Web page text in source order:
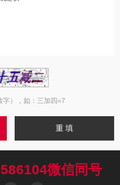
字），如：三加四=7
微信同号